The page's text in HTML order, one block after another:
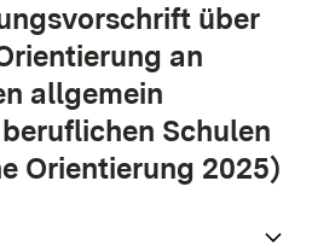
über
an
allgemein
Schulen
Orientierung 2025)